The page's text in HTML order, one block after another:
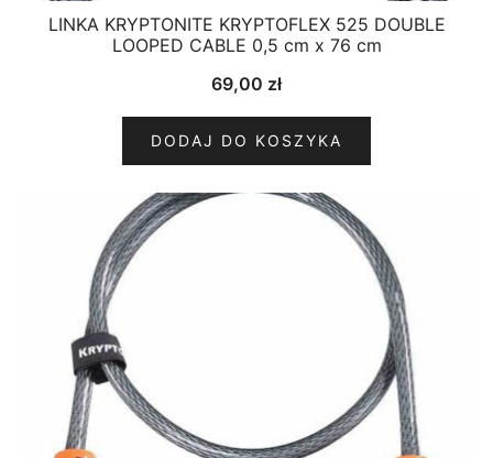
LINKA KRYPTONITE KRYPTOFLEX 525 DOUBLE
LOOPED CABLE 0,5 cm x 76 cm
69,00 zł
DODAJ DO KOSZYKA